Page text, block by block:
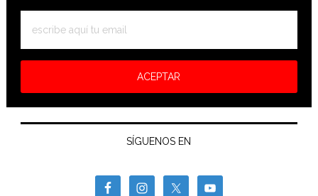
SÍGUENOS EN